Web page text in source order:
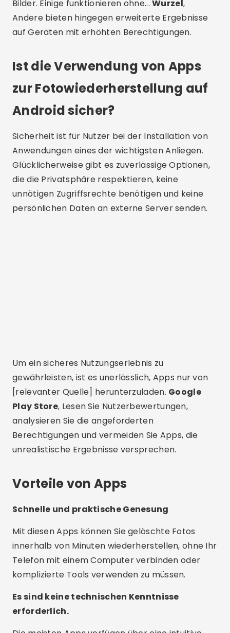
Bilder. Einige funktionieren ohne...Wurzel,
Andere bieten hingegen erweiterte Ergebnisse
auf Geräten mit erhöhten Berechtigungen.
Ist die Verwendung von Apps
zur Fotowiederherstellung auf
Android sicher?
Sicherheit ist für Nutzer bei der Installation von
Anwendungen eines der wichtigsten Anliegen.
Glücklicherweise gibt es zuverlässige Optionen,
die die Privatsphäre respektieren, keine
unnötigen Zugriffsrechte benötigen und keine
persönlichen Daten an externe Server senden.
Um ein sicheres Nutzungserlebnis zu
gewährleisten, ist es unerlässlich, Apps nur von
[relevanter Quelle] herunterzuladen. Google
Play Store, Lesen Sie Nutzerbewertungen,
analysieren Sie die angeforderten
Berechtigungen und vermeiden Sie Apps, die
unrealistische Ergebnisse versprechen.
Vorteile von Apps
Schnelle und praktische Genesung
Mit diesen Apps können Sie gelöschte Fotos
innerhalb von Minuten wiederherstellen, ohne Ihr
Telefon mit einem Computer verbinden oder
komplizierte Tools verwenden zu müssen.
Es sind keine technischen Kenntnisse
erforderlich.